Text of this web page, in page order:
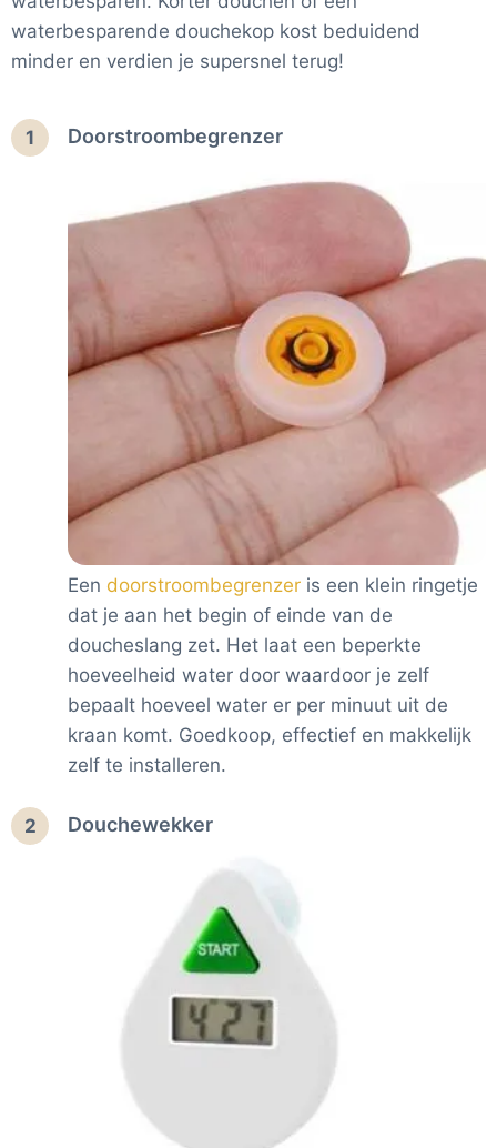
waterbesparende douchekop kost beduidend
minder en verdien je supersnel terug!
1 Doorstroombegrenzer
Een doorstroombegrenzer is een klein ringetje
dat je aan het begin of einde van de
doucheslang zet. Het laat een beperkte
hoeveelheid water door waardoor je zelf
bepaalt hoeveel water er per minuut uit de
kraan komt. Goedkoop, effectief en makkelijk
zelf te installeren.
2 Douchewekker